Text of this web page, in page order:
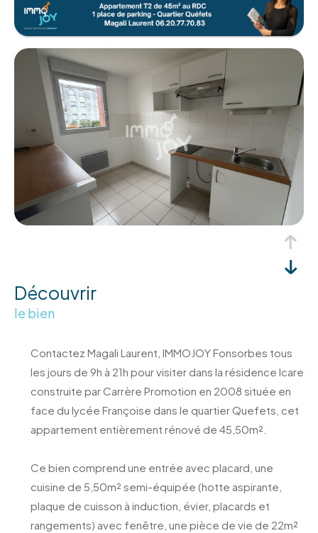
découvrir
le bien
Contactez Magali Laurent, IMMOJOY Fonsorbes tous
les jours de 9h à 21h pour visiter dans la résidence Icare
construite par Carrère Promotion en 2008 située en
face du lycée Françoise dans le quartier Quefets, cet
appartement entièrement rénové de 45,50m².
Ce bien comprend une entrée avec placard, une
cuisine de 5,50m² semi-équipée (hotte aspirante,
plaque de cuisson à induction, évier, placards et
rangements) avec fenêtre, une pièce de vie de 22m²